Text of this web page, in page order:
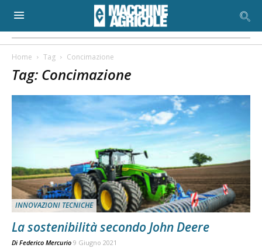
Home Tag Concimazione
Tag: Concimazione
INNOVAZIONI TECNICHE
La sostenibilità secondo John Deere
Di Federico Mercurio 9 Giugno 2021